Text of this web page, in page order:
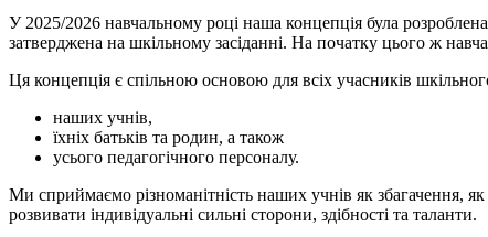
У 2025/2026 навчальному році наша концепція була
затверджена на шкільному засіданні. На початку цього ж
Ця концепція є спільною основою для всіх учасників
наших учнів,
їхніх батьків та родин, а також
усього педагогічного персоналу.
Ми сприймаємо різноманітність наших учнів як збагачення,
розвивати індивідуальні сильні сторони, здібності та таланти.